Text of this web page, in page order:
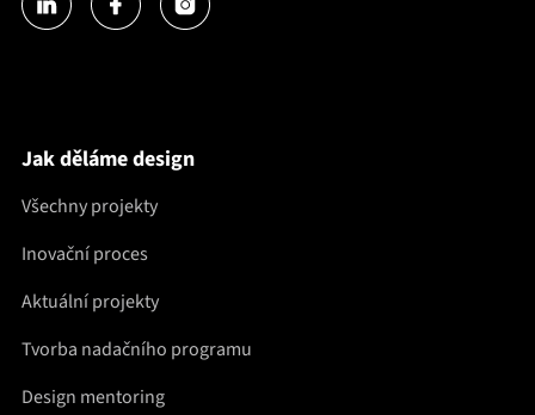
Jak děláme design
Všechny projekty
Inovační proces
Aktuální projekty
Tvorba nadačního programu
Design mentoring